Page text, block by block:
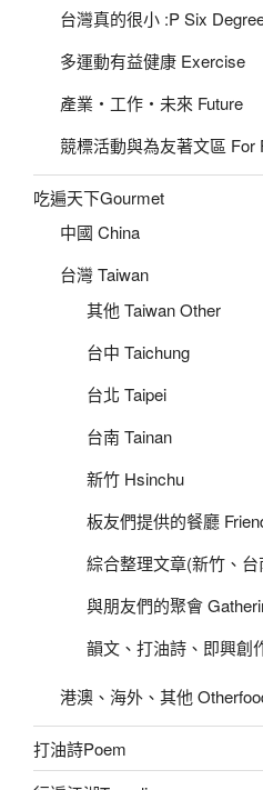
台灣真的很小 :P Six
多運動有益健康 Exercise
產業‧工作‧未來 Future
競標活動與為友著文區 For
吃遍天下Gourmet
中國 China
台灣 Taiwan
其他 Taiwan Other
台中 Taichung
台北 Taipei
台南 Tainan
新竹 Hsinchu
板友們提供的餐廳
綜合整理文章(新竹、
與朋友們的聚會
韻文、打油詩、即興創
港澳、海外、其他
打油詩Poem